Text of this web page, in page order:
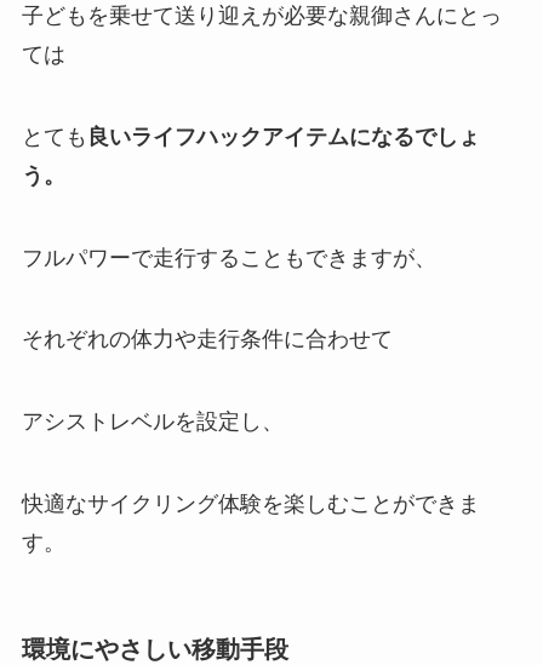
子どもを乗せて送り迎えが必要な親御さんにとっ
ては
とても 良いライフハックアイテムになるでしょ
う。
フルパワーで走行することもできますが、
それぞれの体力や走行条件に合わせて
アシストレベルを設定し、
快適なサイクリング体験を楽しむことができま
す。
環境にやさしい移動手段